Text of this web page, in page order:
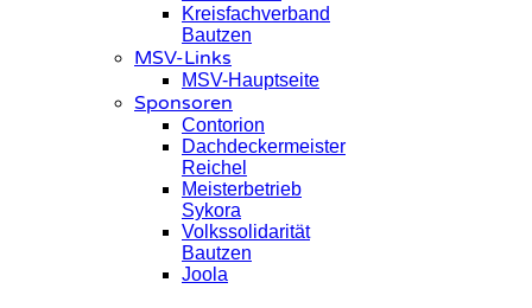
Kreisfachverband
Bautzen
MSV-Links
MSV-Hauptseite
Sponsoren
Contorion
Dachdeckermeister
Reichel
Meisterbetrieb
Sykora
Volkssolidarität
Bautzen
Joola